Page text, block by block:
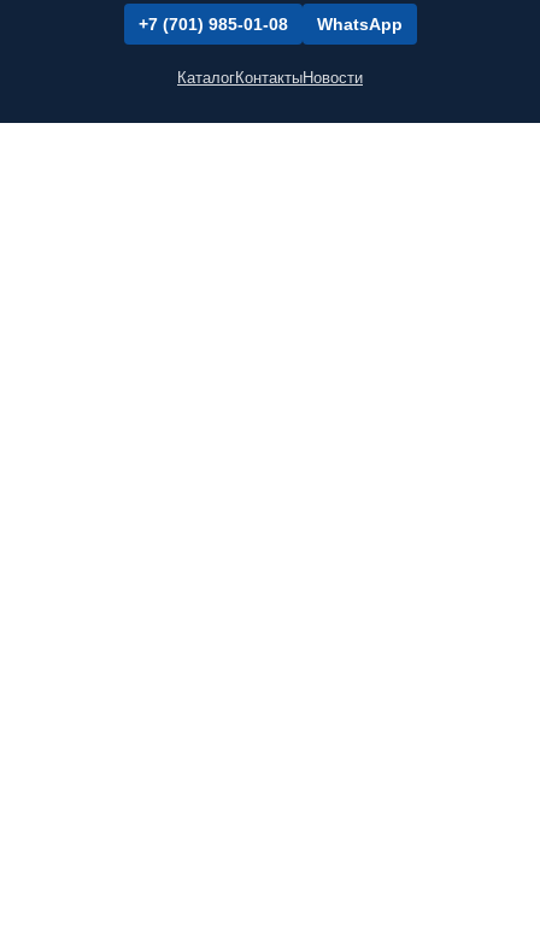
+7 (701) 985-01-08 WhatsApp
КаталогКонтактыНовости